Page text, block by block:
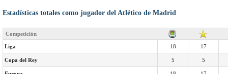
Estadísticas totales como jugador del Atlético de Madrid
Competición
Liga 18 17
Copa del Rey 5 5